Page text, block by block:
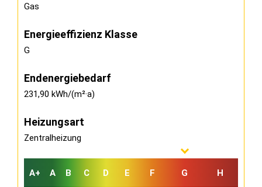
Gas
Energieeffizienz Klasse
G
Endenergiebedarf
231,90 kWh/(m²·a)
Heizungsart
Zentralheizung
A+ A B C D E F G H